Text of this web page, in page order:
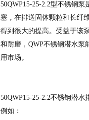
50QWP15-25-2.2型不锈钢
塞，在排送固体颗粒和长纤
得到很大的提高。受益于该
和耐磨，QWP不锈钢潜水泵
用市场。
50QWP15-25-2.2不锈钢潜水
例如：